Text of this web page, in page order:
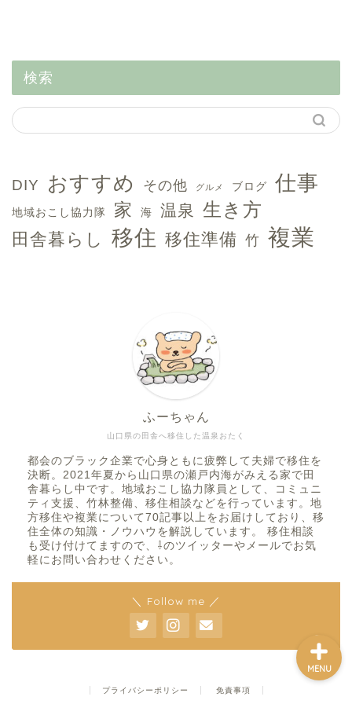
検索
DIY おすすめ その他 グルメ ブログ 仕事
地域おこし協力隊 家 海 温泉 生き方
田舎暮らし 移住 移住準備 竹 複業
山口県の田舎へ移住した温泉おたく
ふーちゃん
都会のブラック企業で心身ともに疲弊して夫婦で移住を
決断。2021年夏から山口県の瀬戸内海がみえる家で田
舎暮らし中です。地域おこし協力隊員として、コミュニ
ティ支援、竹林整備、移住相談などを行っています。地
方移住や複業について70記事以上をお届けしており、移
住全体の知識・ノウハウを解説しています。 移住相談
も受け付けてますので、⇩のツイッターやメールでお気
軽にお問い合わせください。
＼ Follow me ／
プライバシーポリシー 免責事項
MENU
複業
移住前